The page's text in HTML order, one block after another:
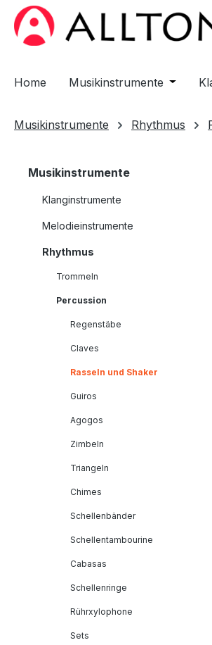
Hauptinhalt springen
Zur Suche springen
Zur Hauptnavigation springen
Home Musikinstrumente Öffne
Musikinstrumente Rhythmus
Musikinstrumente
Klanginstrumente
Melodieinstrumente
Rhythmus
Trommeln
Percussion
Regenstäbe
Claves
Rasseln und Shaker
Guiros
Agogos
Zimbeln
Triangeln
Chimes
Schellenbänder
Schellentambourine
Cabasas
Schellenringe
Rührxylophone
Sets